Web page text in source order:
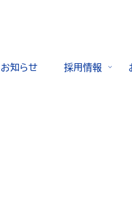
お知らせ 採用情報